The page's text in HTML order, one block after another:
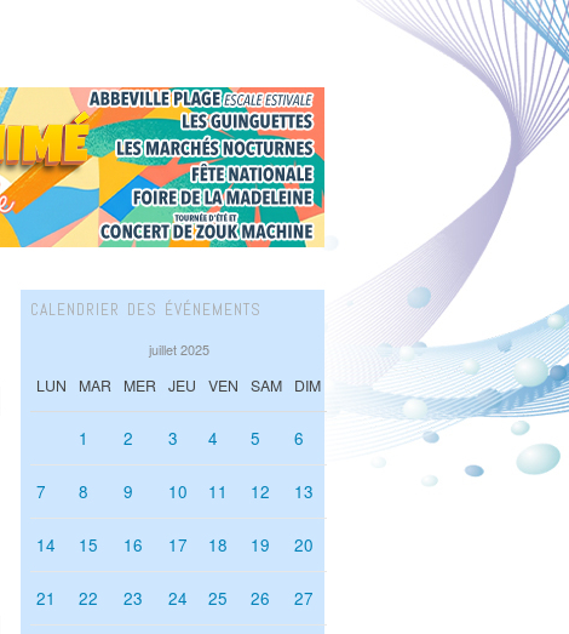
CALENDRIER DES ÉVÉNEMENTS
juillet 2025
LUN MAR MER JEU VEN SAM DIM
1 2 3 4 5 6
7 8 9 10 11 12 13
14 15 16 17 18 19 20
21 22 23 24 25 26 27